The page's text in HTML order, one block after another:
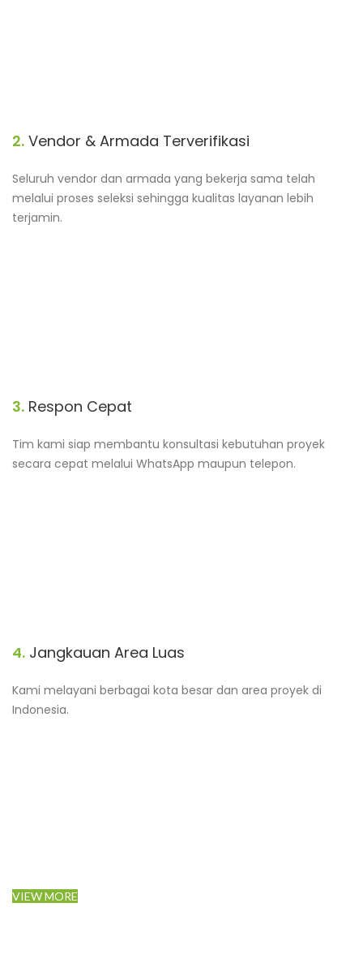
2. Vendor & Armada Terverifikasi
Seluruh vendor dan armada yang bekerja sama telah
melalui proses seleksi sehingga kualitas layanan lebih
terjamin.
3. Respon Cepat
Tim kami siap membantu konsultasi kebutuhan proyek
secara cepat melalui WhatsApp maupun telepon.
4. Jangkauan Area Luas
Kami melayani berbagai kota besar dan area proyek di
Indonesia.
VIEW MORE